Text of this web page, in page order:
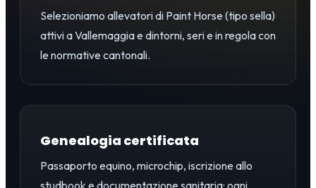
Selezioniamo allevatori di Paint Horse (tipo sella)
attivi a Vallemaggia e dintorni, seri e in regola con
le normative cantonali.
Genealogia certificata
Passaporto equino, microchip, iscrizione allo
studbook e documentazione sanitaria: ogni